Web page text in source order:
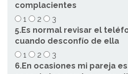
complacientes
1
2
3
5.Es normal revisar el
cuando desconfío de ella
1
2
3
6.En ocasiones mi pareja